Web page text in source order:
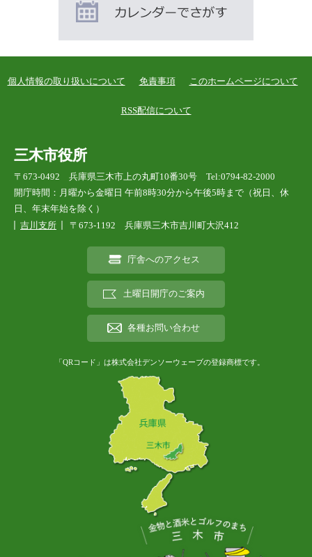
個人情報の取り扱いについて 免責事項 このホームページについて
RSS配信について
三木市役所
〒673-0492 兵庫県三木市上の丸町10番30号 Tel:0794-82-2000
開庁時間：月曜から金曜日 午前8時30分から午後5時まで（祝日、休
日、年末年始を除く）
吉川支所
〒673-1192 兵庫県三木市吉川町大沢412
庁舎へのアクセス
土曜日開庁のご案内
各種お問い合わせ
「QRコード」は株式会社デンソーウェーブの登録商標です。